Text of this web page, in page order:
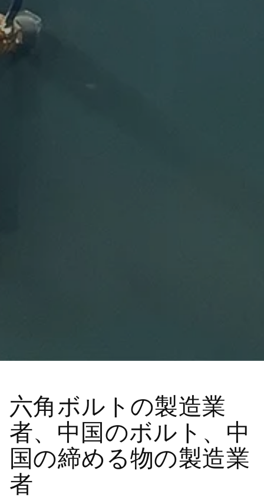
六角ボルトの製造業
者、中国のボルト、中
国の締める物の製造業
者